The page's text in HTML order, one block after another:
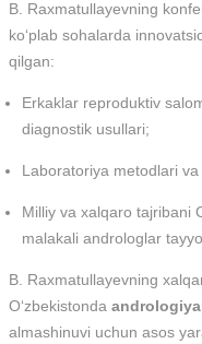
B. Raxmatullayevning
ko‘plab sohalarda
qilgan:
Erkaklar reproduktiv
diagnostik usullari;
Laboratoriya metodlari
Milliy va xalqaro tajribani
malakali androloglar
B. Raxmatullayevning
O‘zbekistonda
almashinuvi uchun asos